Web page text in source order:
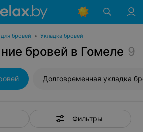
для бровей • Укладка бровей
бровей в Гомеле 9
Фильтры